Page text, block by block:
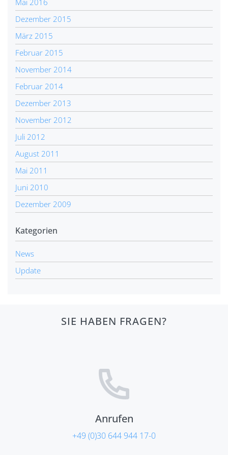
Dezember 2015
März 2015
Februar 2015
November 2014
Februar 2014
Dezember 2013
November 2012
Juli 2012
August 2011
Mai 2011
Juni 2010
Dezember 2009
Kategorien
News
Update
SIE HABEN FRAGEN?
Anrufen
+49 (0)30 644 944 17-0